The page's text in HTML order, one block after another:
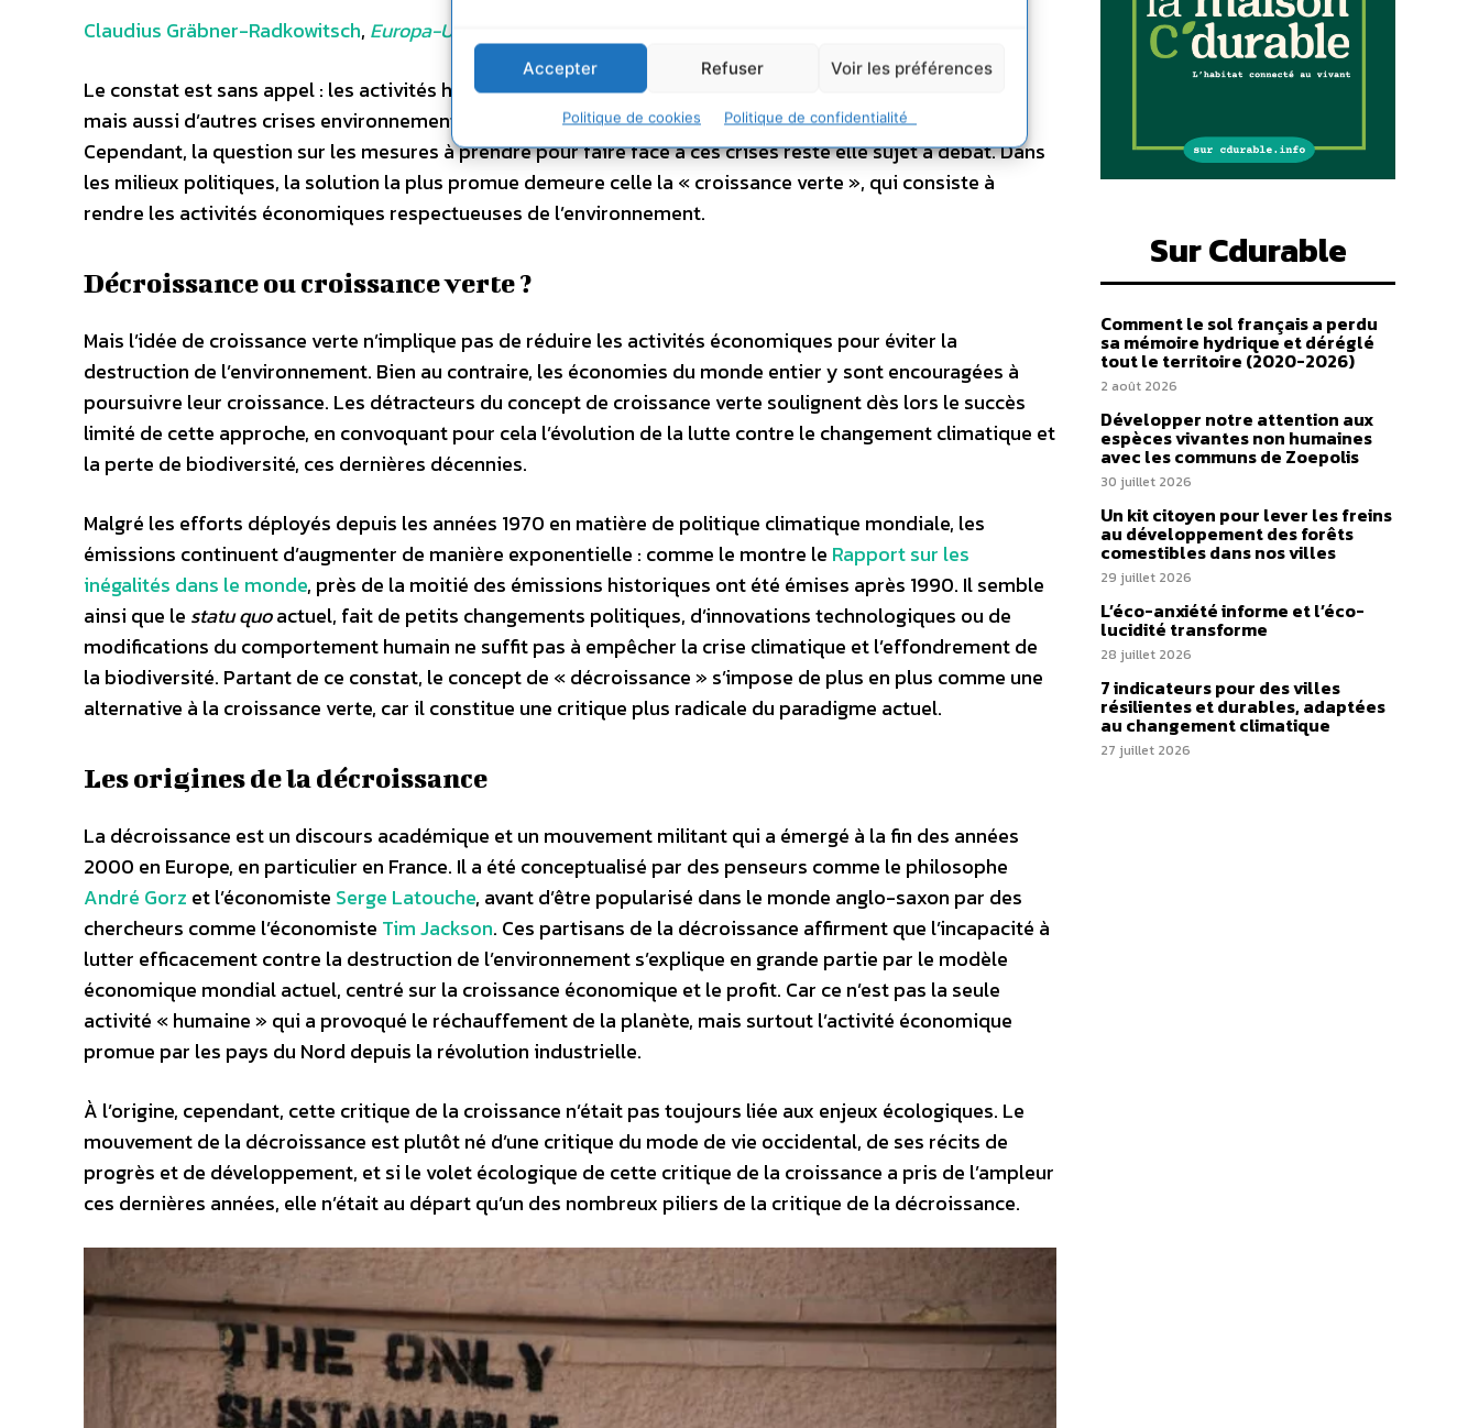
Accepter Refuser Voir les préférences
Politique de cookies Politique de confidentialité
Claudius Gräbner-Radkowitsch, Europa-Universität Flensburg
Le constat est sans appel : les activités humaines sont la principale cause du réchauffement climatique
mais aussi d’autres crises environnementales, telles que l’aggravation de la perte de biodiversité.
Cependant, la question sur les mesures à prendre pour faire face à ces crises reste elle sujet à débat. Dans
les milieux politiques, la solution la plus promue demeure celle la « croissance verte », qui consiste à
rendre les activités économiques respectueuses de l’environnement.
Décroissance ou croissance verte ?
Mais l’idée de croissance verte n’implique pas de réduire les activités économiques pour éviter la
destruction de l’environnement. Bien au contraire, les économies du monde entier y sont encouragées à
poursuivre leur croissance. Les détracteurs du concept de croissance verte soulignent dès lors le succès
limité de cette approche, en convoquant pour cela l’évolution de la lutte contre le changement climatique et
la perte de biodiversité, ces dernières décennies.
Malgré les efforts déployés depuis les années 1970 en matière de politique climatique mondiale, les
émissions continuent d’augmenter de manière exponentielle : comme le montre le Rapport sur les
inégalités dans le monde, près de la moitié des émissions historiques ont été émises après 1990. Il semble
ainsi que le statu quoactuel, fait de petits changements politiques, d’innovations technologiques ou de
modifications du comportement humain ne suffit pas à empêcher la crise climatique et l’effondrement de
la biodiversité. Partant de ce constat, le concept de « décroissance » s’impose de plus en plus comme une
alternative à la croissance verte, car il constitue une critique plus radicale du paradigme actuel.
Les origines de la décroissance
La décroissance est un discours académique et un mouvement militant qui a émergé à la fin des années
2000 en Europe, en particulier en France. Il a été conceptualisé par des penseurs comme le philosophe
André Gorz et l’économiste Serge Latouche, avant d’être popularisé dans le monde anglo-saxon par des
chercheurs comme l’économiste Tim Jackson. Ces partisans de la décroissance affirment que l’incapacité à
lutter efficacement contre la destruction de l’environnement s’explique en grande partie par le modèle
économique mondial actuel, centré sur la croissance économique et le profit. Car ce n’est pas la seule
activité « humaine » qui a provoqué le réchauffement de la planète, mais surtout l’activité économique
promue par les pays du Nord depuis la révolution industrielle.
À l’origine, cependant, cette critique de la croissance n’était pas toujours liée aux enjeux écologiques. Le
mouvement de la décroissance est plutôt né d’une critique du mode de vie occidental, de ses récits de
progrès et de développement, et si le volet écologique de cette critique de la croissance a pris de l’ampleur
ces dernières années, elle n’était au départ qu’un des nombreux piliers de la critique de la décroissance.
Sur Cdurable
Comment le sol français a perdu
sa mémoire hydrique et déréglé
tout le territoire (2020-2026)
2 août 2026
Développer notre attention aux
espèces vivantes non humaines
avec les communs de Zoepolis
30 juillet 2026
Un kit citoyen pour lever les freins
au développement des forêts
comestibles dans nos villes
29 juillet 2026
L’éco-anxiété informe et l’éco-
lucidité transforme
28 juillet 2026
7 indicateurs pour des villes
résilientes et durables, adaptées
au changement climatique
27 juillet 2026